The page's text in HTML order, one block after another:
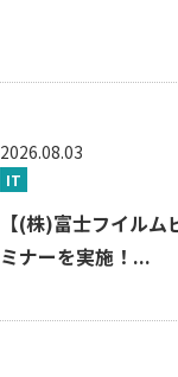
2026.08.03
IT
【(株)富士フイル
ミナーを実施！...